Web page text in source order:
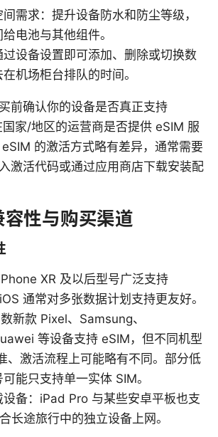
需求：提升设备防水和防尘等级，
电池与其他组件。
设备设置即可添加、删除或切换数
机场柜台排队的时间。
前确认你的设备是否真正支持
家/地区的运营商是否提供 eSIM 服
的激活方式略有差异，通常需要
激活代码或通过应用商店下载安装配
性与购买渠道
XR 及以后型号广泛支持
通常对多张数据计划支持更友好。
新款 Pixel、Samsung、
等设备支持 eSIM，但不同机型
、激活流程上可能略有不同。部分低
能只支持单一实体 SIM。
设备：iPad Pro 与某些安卓平板也支
长途旅行中的独立设备上网。